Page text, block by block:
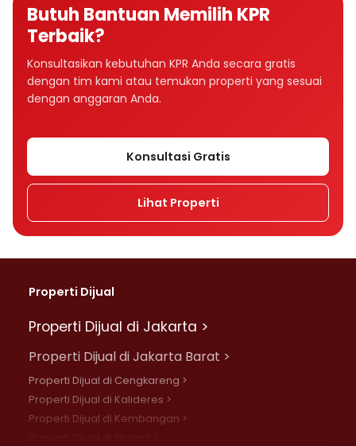
Butuh Bantuan Memilih KPR
Terbaik?
Konsultasikan kebutuhan KPR Anda secara gratis
dengan tim kami atau temukan properti yang sesuai
dengan anggaran Anda.
Konsultasi Gratis
Lihat Properti
Properti Dijual
Properti Dijual di Jakarta >
Properti Dijual di Jakarta Barat >
Properti Dijual di Cengkareng >
Properti Dijual di Kalideres >
Properti Dijual di Kembangan >